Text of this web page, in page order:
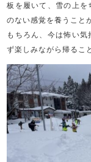
板を履いて、雪の上を
のない感覚を養うこと
もちろん、今は怖い
ず楽しみながら帰るこ